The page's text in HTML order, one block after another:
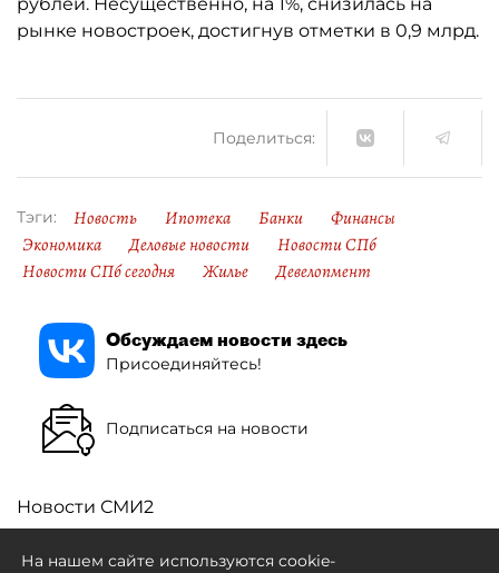
рынке новостроек, достигнув отметки в 0,9 млрд.
Поделиться:
Тэги: Новость Ипотека Банки
Финансы
Экономика
Деловые новости
Новости СПб
Новости СПб сегодня
Жилье Девелопмент
Обсуждаем новости здесь
Присоединяйтесь!
Подписаться на новости
Новости СМИ2
На нашем сайте используются cookie-